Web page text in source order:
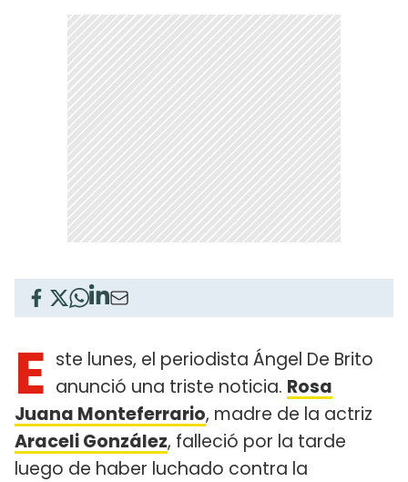
E ste lunes, el periodista Ángel De Brito
anunció una triste noticia. Rosa
Juana Monteferrario, madre de la actriz
Araceli González, falleció por la tarde
luego de haber luchado contra la